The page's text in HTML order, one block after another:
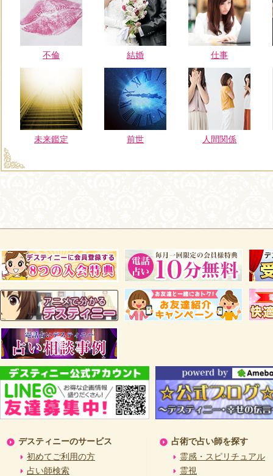
不倫 結婚 仕事
未来鑑定 前世 人間関係
デスティニーのサービス
初めてご利用の方
占い師検索
占術で占い師を探す
霊感・スピリチュアル
霊視